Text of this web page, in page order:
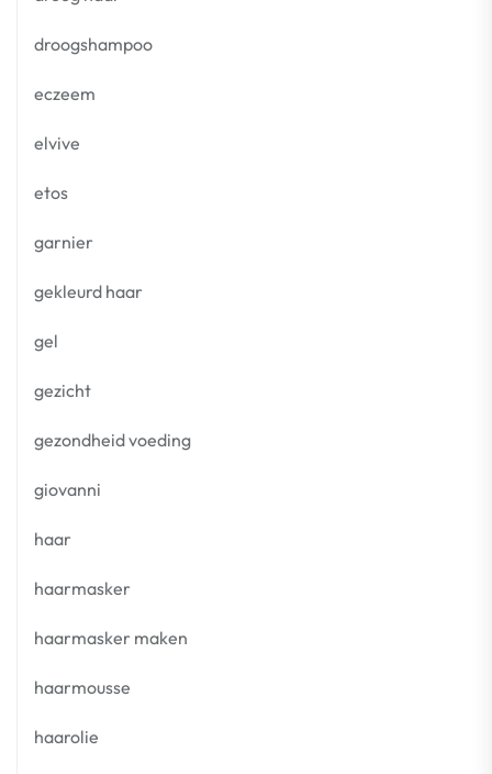
droogshampoo
eczeem
elvive
etos
garnier
gekleurd haar
gel
gezicht
gezondheid voeding
giovanni
haar
haarmasker
haarmasker maken
haarmousse
haarolie